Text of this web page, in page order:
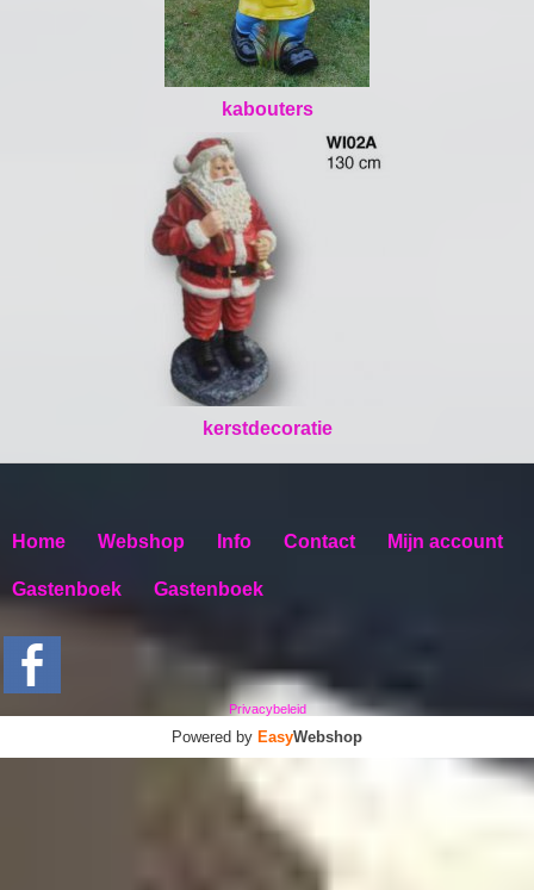
kabouters
kerstdecoratie
Home Webshop Info Contact Mijn account
Gastenboek Gastenboek
Privacybeleid
Powered by EasyWebshop